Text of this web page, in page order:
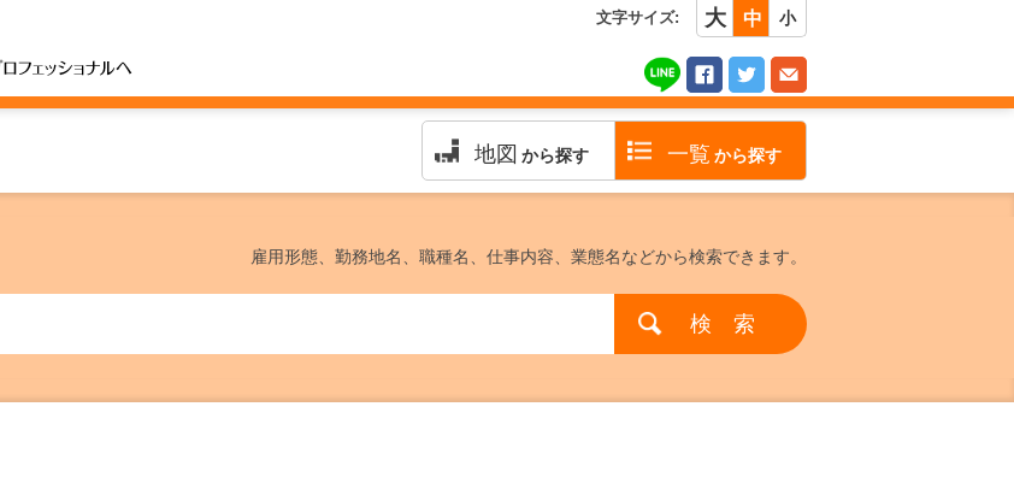
文字サイズ: 大 中 小
地図 から探す 一覧 から探す
雇用形態、勤務地名、職種名、仕事内容、業態名などから検索できます。